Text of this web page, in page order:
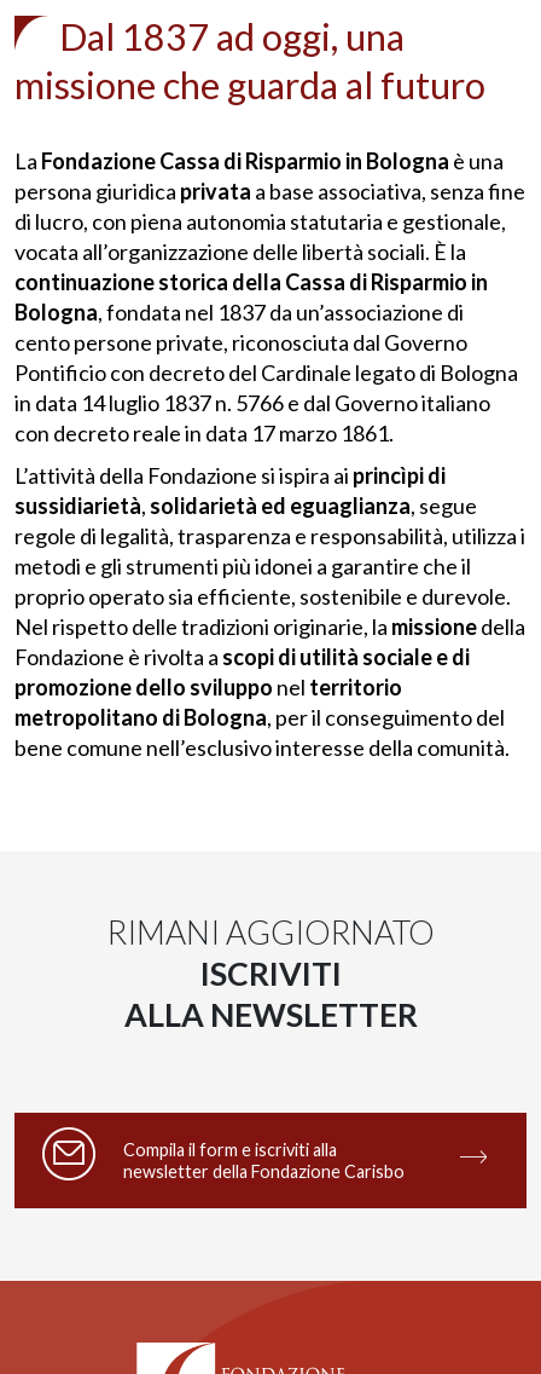
Dal 1837 ad oggi, una
missione che guarda al futuro
La Fondazione Cassa di Risparmio in Bologna è una
persona giuridica privata a base associativa, senza fine
di lucro, con piena autonomia statutaria e gestionale,
vocata all’organizzazione delle libertà sociali. È la
continuazione storica della Cassa di Risparmio in
Bologna, fondata nel 1837 da un’associazione di
cento persone private, riconosciuta dal Governo
Pontificio con decreto del Cardinale legato di Bologna
in data 14 luglio 1837 n. 5766 e dal Governo italiano
con decreto reale in data 17 marzo 1861.
L’attività della Fondazione si ispira ai princìpi di
sussidiarietà, solidarietà ed eguaglianza, segue
regole di legalità, trasparenza e responsabilità, utilizza i
metodi e gli strumenti più idonei a garantire che il
proprio operato sia efficiente, sostenibile e durevole.
Nel rispetto delle tradizioni originarie, la missionedella
Fondazione è rivolta a scopi di utilità sociale e di
promozione dello sviluppo nel territorio
metropolitano di Bologna, per il conseguimento del
bene comune nell’esclusivo interesse della comunità.
RIMANI AGGIORNATO
ISCRIVITI
ALLA NEWSLETTER
Compila il form e iscriviti alla
newsletter della Fondazione Carisbo